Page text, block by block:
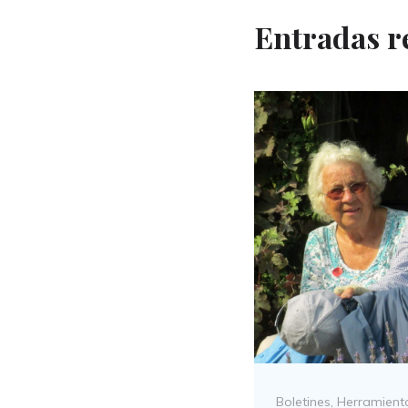
Entradas
Categories
Boletines,